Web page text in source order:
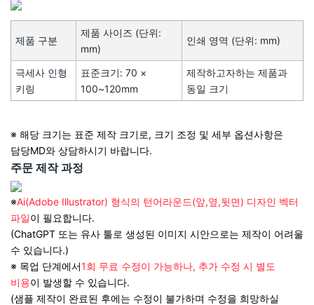
제품 구분
제품 사이즈 (단위:
mm)
인쇄 영역 (단위: mm)
극세사 인형
키링
표준크기: 70 ×
100~120mm
제작하고자하는 제품과
동일 크기
※ 해당 크기는 표준 제작 크기로, 크기 조정 및 세부 옵션사항은
담당MD와 상담하시기 바랍니다.
주문 제작 과정
※Ai(Adobe Illustrator) 형식의 턴어라운드(앞,옆,뒷면) 디자인 벡터
파일이 필요합니다.
(ChatGPT 또는 유사 툴로 생성된 이미지 시안으로는 제작이 어려울
수 있습니다.)
※ 목업 단계에서1회 무료 수정이 가능하나, 추가 수정 시 별도
비용이 발생할 수 있습니다.
(샘플 제작이 완료된 후에는 수정이 불가하며 수정을 희망하실